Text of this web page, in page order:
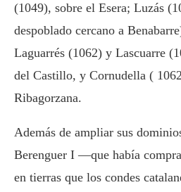
(1049), sobre el Esera; Luzás
despoblado cercano a
Laguarrés (1062) y Lascuarre
del Castillo, y Cornudella (
Ribagorzana.
Además de ampliar sus
Berenguer I —que había
en tierras que los condes